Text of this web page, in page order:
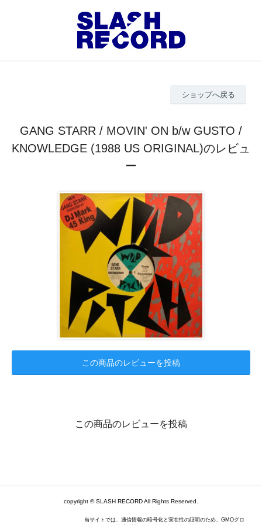
ショップへ戻る
GANG STARR / MOVIN' ON b/w GUSTO /
KNOWLEDGE (1988 US ORIGINAL)のレビュ
ー
この商品のレビューを投稿
この商品のレビューを投稿
copyright © SLASH RECORD All Rights Reserved.
当サイトでは、通信情報の暗号化と実在性の証明のため、GMOグロ